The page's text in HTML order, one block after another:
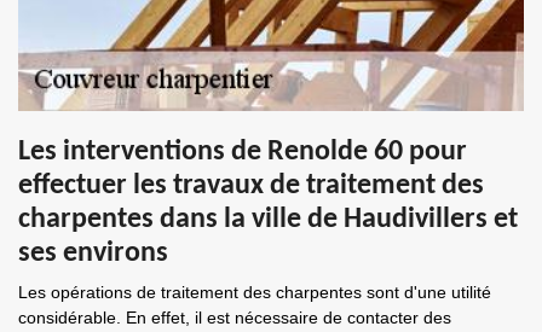
Les interventions de Renolde 60 pour
effectuer les travaux de traitement des
charpentes dans la ville de Haudivillers et
ses environs
Les opérations de traitement des charpentes sont d'une utilité
considérable. En effet, il est nécessaire de contacter des